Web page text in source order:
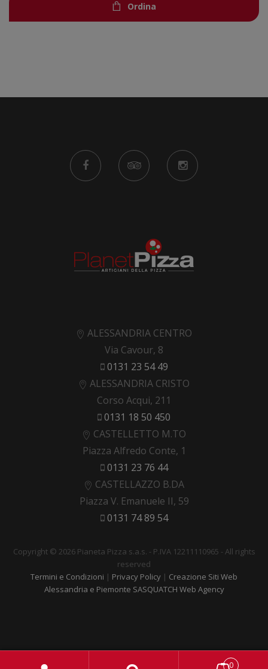
Ordina
ALESSANDRIA CENTRO
Via Cavour, 8
0131 23 54 49
ALESSANDRIA CRISTO
Corso Acqui, 211
0131 18 50 450
CASTELLETTO M.TO
Piazza Alfredo Conte, 1
0131 23 76 44
CASTELLAZZO B.DA
Piazza V. Emanuele II, 59
0131 74 89 54
Copyright © 2026 Pianeta Pizza s.a.s. - P.IVA 12211110965 - All rights
reserved
Termini e Condizioni | Privacy Policy | Creazione Siti Web
Alessandria e Piemonte SASQUATCH Web Agency
0